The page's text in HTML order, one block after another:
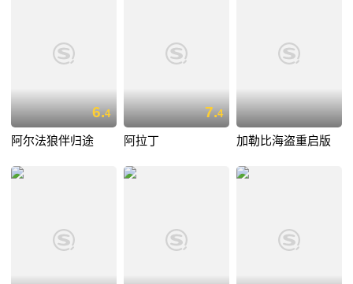
6.4
阿尔法狼伴归途
7.4
阿拉丁 加勒比海盗重启版